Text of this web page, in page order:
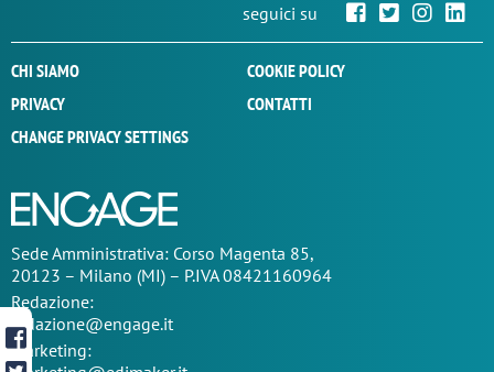
seguici su
CHI SIAMO
COOKIE POLICY
PRIVACY
CONTATTI
CHANGE PRIVACY SETTINGS
SedeAmministrativa: Corso Magenta 85,
20123 – Milano (MI) – P.IVA 08421160964
Redazione:
redazione@engage.it
Marketing: